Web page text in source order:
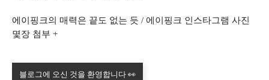
에이핑크의 매력은 끝도 없는 듯 / 에이핑크 인스타그램 사진
몇장 첨부 +